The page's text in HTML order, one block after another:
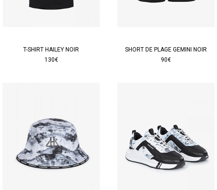
T-SHIRT HAILEY NOIR
130€
SHORT DE PLAGE GEMINI NOIR
90€